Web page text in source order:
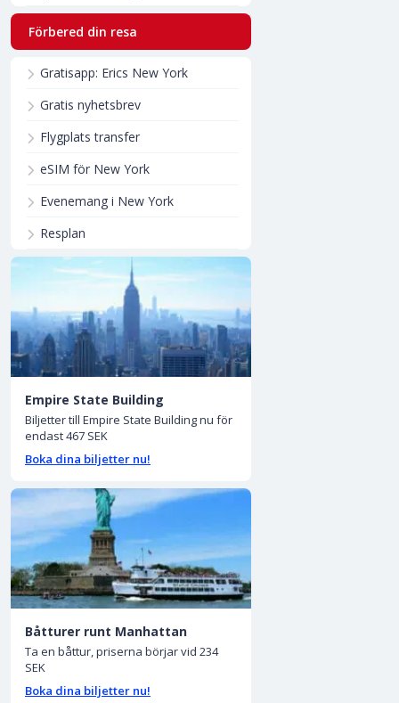
Förbered din resa
Gratisapp: Erics New York
Gratis nyhetsbrev
Flygplats transfer
eSIM för New York
Evenemang i New York
Resplan
Empire State Building
Biljetter till Empire State Building nu för
endast 467 SEK
Boka dina biljetter nu!
Båtturer runt Manhattan
Ta en båttur, priserna börjar vid 234
SEK
Boka dina biljetter nu!